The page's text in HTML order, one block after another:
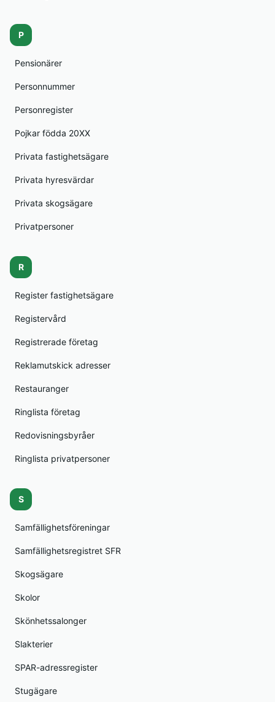
P
Pensionärer
Personnummer
Personregister
Pojkar födda 20XX
Privata fastighetsägare
Privata hyresvärdar
Privata skogsägare
Privatpersoner
R
Register fastighetsägare
Registervård
Registrerade företag
Reklamutskick adresser
Restauranger
Ringlista företag
Redovisningsbyråer
Ringlista privatpersoner
S
Samfällighetsföreningar
Samfällighetsregistret SFR
Skogsägare
Skolor
Skönhetssalonger
Slakterier
SPAR-adressregister
Stugägare